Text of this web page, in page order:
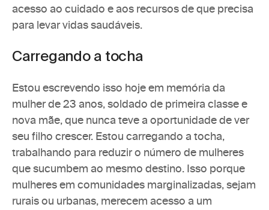
acesso ao cuidado e aos recursos de que precisa
para levar vidas saudáveis.
Carregando a tocha
Estou escrevendo isso hoje em memória da
mulher de 23 anos, soldado de primeira classe e
nova mãe, que nunca teve a oportunidade de ver
seu filho crescer. Estou carregando a tocha,
trabalhando para reduzir o número de mulheres
que sucumbem ao mesmo destino. Isso porque
mulheres em comunidades marginalizadas, sejam
rurais ou urbanas, merecem acesso a um